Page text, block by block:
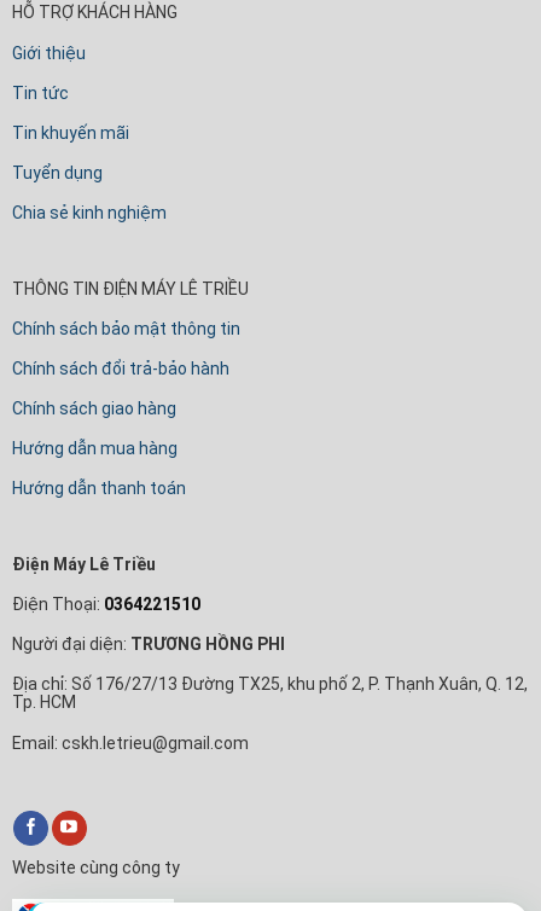
HỖ TRỢ KHÁCH HÀNG
Giới thiệu
Tin tức
Tin khuyến mãi
Tuyển dụng
Chia sẻ kinh nghiệm
THÔNG TIN ĐIỆN MÁY LÊ TRIỀU
Chính sách bảo mật thông tin
Chính sách đổi trả-bảo hành
Chính sách giao hàng
Hướng dẫn mua hàng
Hướng dẫn thanh toán
Điện Máy Lê Triều
Điện Thoại: 0364221510
Người đại diện: TRƯƠNG HỒNG PHI
Địa chỉ: Số 176/27/13 Đường TX25, khu phố 2, P. Thạnh Xuân, Q. 12,
Tp. HCM
Email: cskh.letrieu@gmail.com
Website cùng công ty